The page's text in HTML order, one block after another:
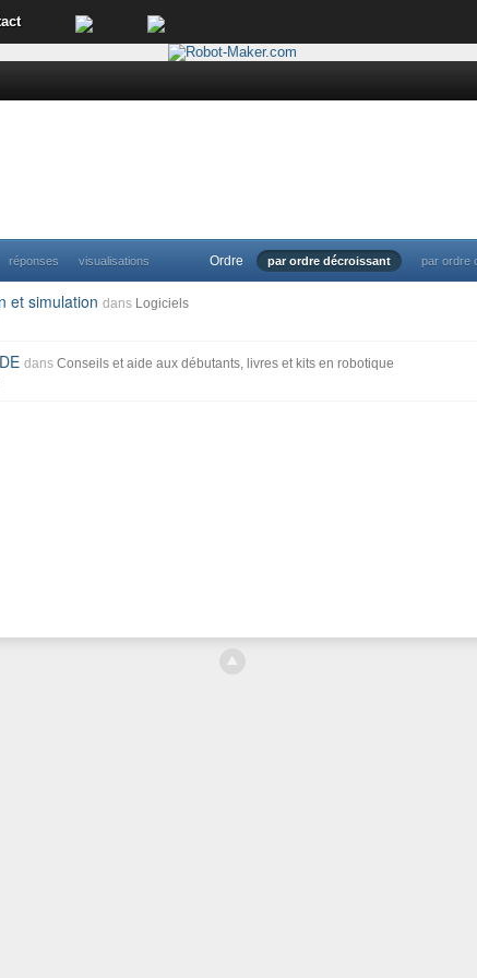
réponses visualisations Ordre par ordre décroissant par ordre
et simulation dans Logiciels
dans Conseils et aide aux débutants, livres et kits en robotique